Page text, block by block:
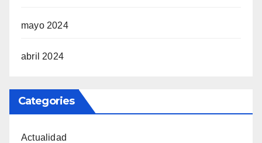
mayo 2024
abril 2024
Categories
Actualidad